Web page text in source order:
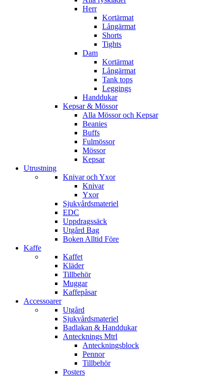
Herr
Kortärmat
Långärmat
Shorts
Tights
Dam
Kortärmat
Långärmat
Tank tops
Leggings
Handdukar
Kepsar & Mössor
Alla Mössor och Kepsar
Beanies
Buffs
Fulmössor
Mössor
Kepsar
Utrustning
Knivar och Yxor
Knivar
Yxor
Sjukvårdsmateriel
EDC
Uppdragssäck
Utgård Bag
Boken Alltid Före
Kaffe
Kaffet
Kläder
Tillbehör
Muggar
Kaffepåsar
Accessoarer
Utgård
Sjukvårdsmateriel
Badlakan & Handdukar
Antecknings Mtrl
Anteckningsblock
Pennor
Tillbehör
Posters